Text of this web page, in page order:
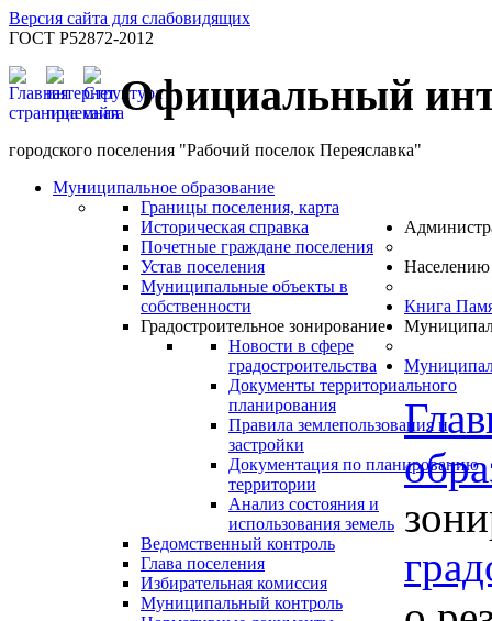
Версия сайта для слабовидящих
ГОСТ Р52872-2012
Официальный
городского поселения "Рабочий поселок Переяславка"
Муниципальное образование
Границы поселения, карта
Историческая справка
Почетные граждане поселения
Устав поселения
Муниципальные объекты в
собственности
Градостроительное зонирование
Новости в сфере
градостроительства
Документы территориального
планирования
Правила землепользования и
застройки
Документация по планированию
территории
Анализ состояния и
использования земель
Ведомственный контроль
Глава поселения
Избирательная комиссия
Муниципальный контроль
Населению
Книга